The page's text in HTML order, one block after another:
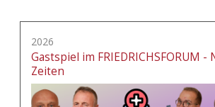
2026
Gastspiel im FRIEDRICHSFORUM -
Zeiten